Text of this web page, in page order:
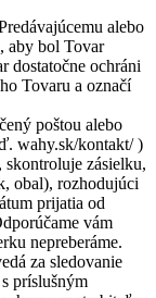
alebo
aby bol Tovar
dostatočne ochráni
Tovaru a označí
poštou alebo
wahy.sk/kontakt/ )
skontroluje zásielku,
obal), rozhodujúci
prijatia od
vám
nepreberáme.
za sledovanie
príslušným